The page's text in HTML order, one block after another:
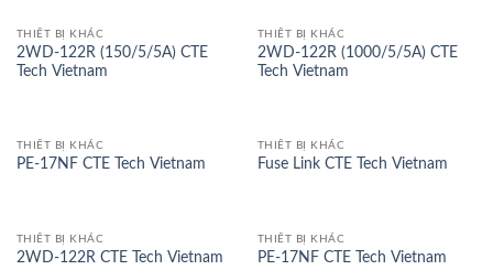
THIẾT BỊ KHÁC
2WD-122R (150/5/5A) CTE
Tech Vietnam
THIẾT BỊ KHÁC
2WD-122R (1000/5/5A) CTE
Tech Vietnam
THIẾT BỊ KHÁC
PE-17NF CTE Tech Vietnam
THIẾT BỊ KHÁC
Fuse Link CTE Tech Vietnam
THIẾT BỊ KHÁC
2WD-122R CTE Tech Vietnam
THIẾT BỊ KHÁC
PE-17NF CTE Tech Vietnam